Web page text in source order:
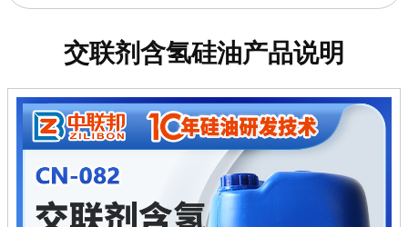
交联剂含氢硅油产品说明